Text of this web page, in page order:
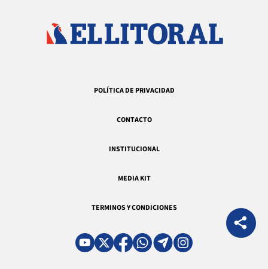
POLÍTICA DE PRIVACIDAD
CONTACTO
INSTITUCIONAL
MEDIA KIT
TERMINOS Y CONDICIONES